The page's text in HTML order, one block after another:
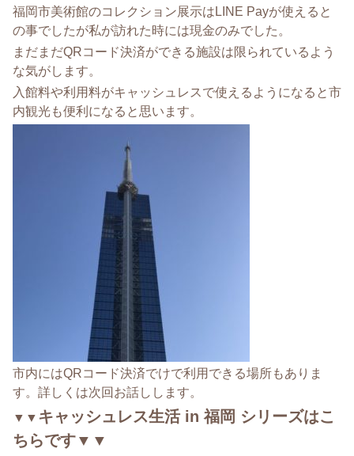
福岡市美術館のコレクション展示はLINE Payが使えると
の事でしたが私が訪れた時には現金のみでした。
まだまだQRコード決済ができる施設は限られているよう
な気がします。
入館料や利用料がキャッシュレスで使えるようになると市
内観光も便利になると思います。
市内にはQRコード決済でけで利用できる場所もありま
す。詳しくは次回お話しします。
▼▼ キャッシュレス生活in福岡 シリーズはこ
ちらです▼▼